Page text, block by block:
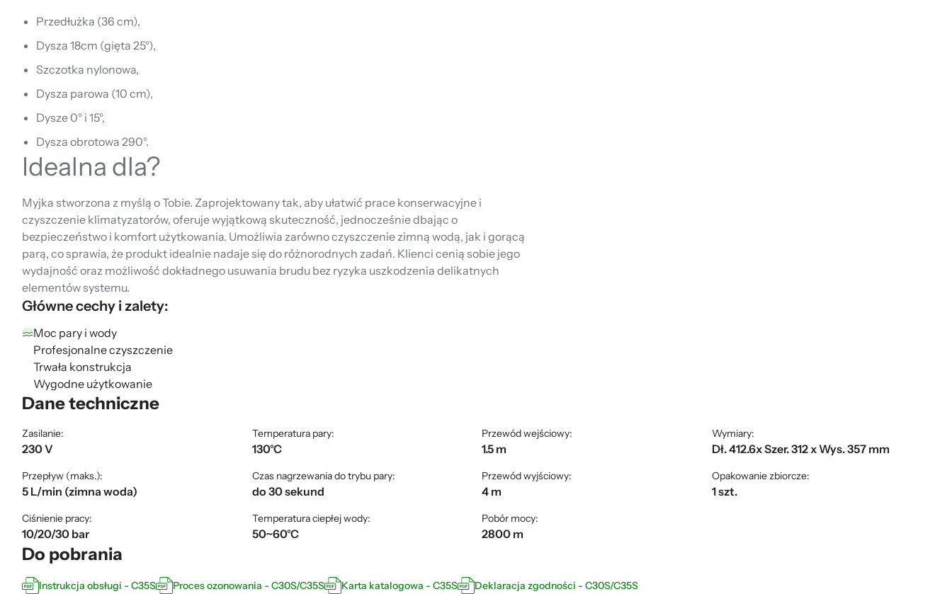
Przedłużka (36 cm),
Dysza 18cm (gięta 25°),
Szczotka nylonowa,
Dysza parowa (10 cm),
Dysze 0° i 15°,
Dysza obrotowa 290°.
Idealna dla?
Myjka stworzona z myślą o Tobie. Zaprojektowany tak, aby ułatwić prace konserwacyjne i
czyszczenie klimatyzatorów, oferuje wyjątkową skuteczność, jednocześnie dbając o
bezpieczeństwo i komfort użytkowania. Umożliwia zarówno czyszczenie zimną wodą, jak i gorącą
parą, co sprawia, że produkt idealnie nadaje się do różnorodnych zadań. Klienci cenią sobie jego
wydajność oraz możliwość dokładnego usuwania brudu bez ryzyka uszkodzenia delikatnych
elementów systemu.
Główne cechy i zalety:
Moc pary i wody
Profesjonalne czyszczenie
Trwała konstrukcja
Wygodne użytkowanie
Dane techniczne
Zasilanie:
230 V
Przepływ (maks.):
5 L/min (zimna woda)
Ciśnienie pracy:
10/20/30 bar
Temperatura pary:
130°C
Czas nagrzewania do trybu pary:
do 30 sekund
Temperatura ciepłej wody:
50~60°C
Przewód wejściowy:
1.5 m
Przewód wyjściowy:
4 m
Pobór mocy:
2800 m
Wymiary:
Dł. 412.6x Szer. 312 x Wys. 357 mm
Opakowanie zbiorcze:
1 szt.
Do pobrania
Instrukcja obsługi - C35S Proces ozonowania - C30S/C35S Karta katalogowa - C35S Deklaracja zgodności - C30S/C35S